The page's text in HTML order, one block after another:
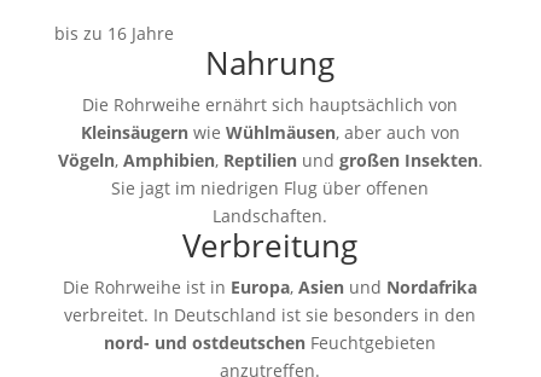
bis zu 16 Jahre
Nahrung
Die Rohrweihe ernährt sich hauptsächlich von
Kleinsäugernwie Wühlmäusen, aber auch von
Vögeln, Amphibien, Reptilienund großen Insekten.
Sie jagt im niedrigen Flug über offenen
Landschaften.
Verbreitung
Die Rohrweihe ist in Europa,Asien und Nordafrika
verbreitet. In Deutschland ist sie besonders in den
nord- und ostdeutschen Feuchtgebieten
anzutreffen.